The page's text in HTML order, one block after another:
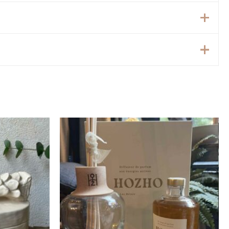
Plage
255,00 €